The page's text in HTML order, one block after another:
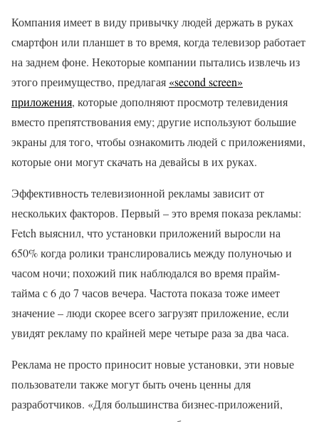
Компания имеет в виду привычку людей держать в руках
смартфон или планшет в то время, когда телевизор работает
на заднем фоне. Некоторые компании пытались извлечь из
этого преимущество, предлагая «second screen»
приложения, которые дополняют просмотр телевидения
вместо препятствования ему; другие используют большие
экраны для того, чтобы ознакомить людей с приложениями,
которые они могут скачать на девайсы в их руках.
Эффективность телевизионной рекламы зависит от
нескольких факторов. Первый – это время показа рекламы:
Fetch выяснил, что установки приложений выросли на
650% когда ролики транслировались между полуночью и
часом ночи; похожий пик наблюдался во время прайм-
тайма с 6 до 7 часов вечера. Частота показа тоже имеет
значение – люди скорее всего загрузят приложение, если
увидят рекламу по крайней мере четыре раза за два часа.
Реклама не просто приносит новые установки, эти новые
пользователи также могут быть очень ценны для
разработчиков. «Для большинства бизнес-приложений,